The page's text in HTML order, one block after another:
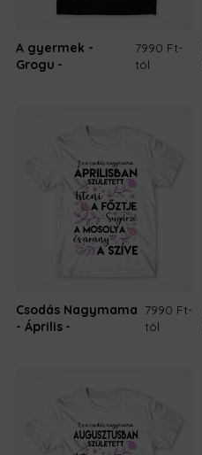
A gyermek -
Grogu
7990 Ft-
tól
Csodás Nagymama
- Április
7990 Ft-
tól